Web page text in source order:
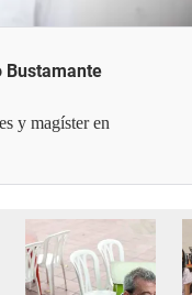
Bustamante
y magíster en